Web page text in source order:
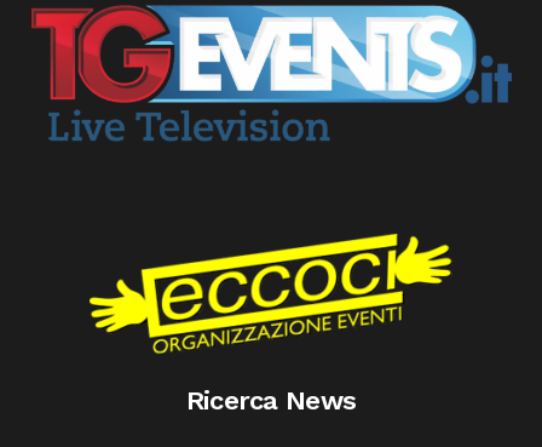
Ricerca News